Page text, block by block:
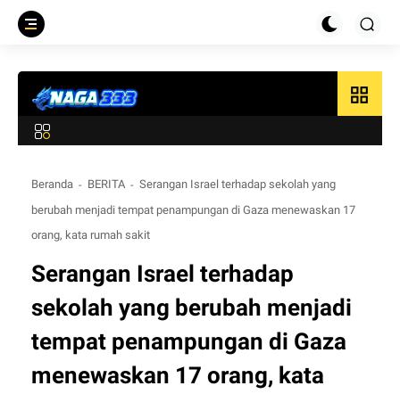
grid_view
Beranda BERITA
Serangan Israel terhadap sekolah yang
berubah menjadi tempat penampungan di Gaza menewaskan 17
orang, kata rumah sakit
Serangan Israel terhadap
sekolah yang berubah menjadi
tempat penampungan di Gaza
menewaskan 17 orang, kata